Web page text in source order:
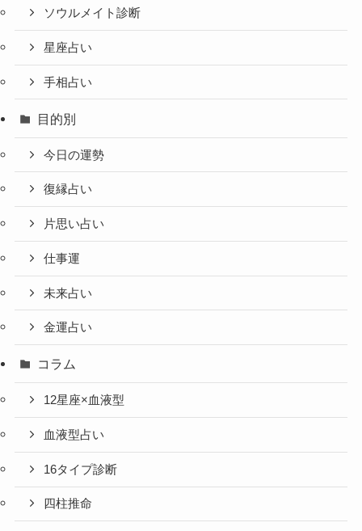
ソウルメイト診断
星座占い
手相占い
目的別
今日の運勢
復縁占い
片思い占い
仕事運
未来占い
金運占い
コラム
12星座×血液型
血液型占い
16タイプ診断
四柱推命